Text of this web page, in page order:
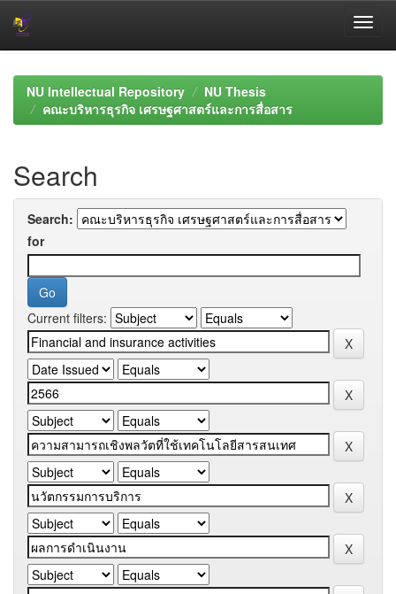
navigationNU Intellectual Repository
NU Thesis
คณะบริหารธุรกิจ เศรษฐศาสตร์และการสื่อสาร
Search
Search:
for
Current filters: